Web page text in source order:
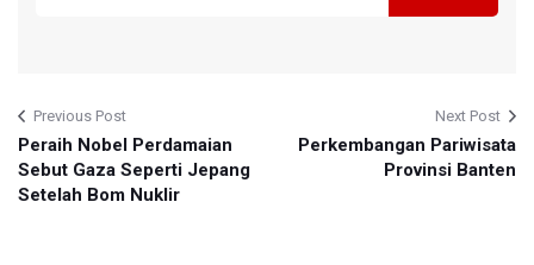
Previous Post
Peraih Nobel Perdamaian
Sebut Gaza Seperti Jepang
Setelah Bom Nuklir
Next Post
Perkembangan Pariwisata
Provinsi Banten